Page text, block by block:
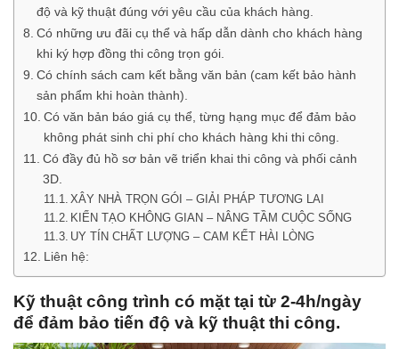
độ và kỹ thuật đúng với yêu cầu của khách hàng.
Có những ưu đãi cụ thể và hấp dẫn dành cho khách hàng
khi ký hợp đồng thi công trọn gói.
Có chính sách cam kết bằng văn bản (cam kết bảo hành
sản phẩm khi hoàn thành).
Có văn bản báo giá cụ thể, từng hạng mục để đảm bảo
không phát sinh chi phí cho khách hàng khi thi công.
Có đầy đủ hồ sơ bản vẽ triển khai thi công và phối cảnh
3D.
XÂY NHÀ TRỌN GÓI – GIẢI PHÁP TƯƠNG LAI
KIẾN TẠO KHÔNG GIAN – NÂNG TẦM CUỘC SỐNG
UY TÍN CHẤT LƯỢNG – CAM KẾT HÀI LÒNG
Liên hệ:
Kỹ thuật công trình có mặt tại từ 2-4h/ngày
để đảm bảo tiến độ và kỹ thuật thi công.